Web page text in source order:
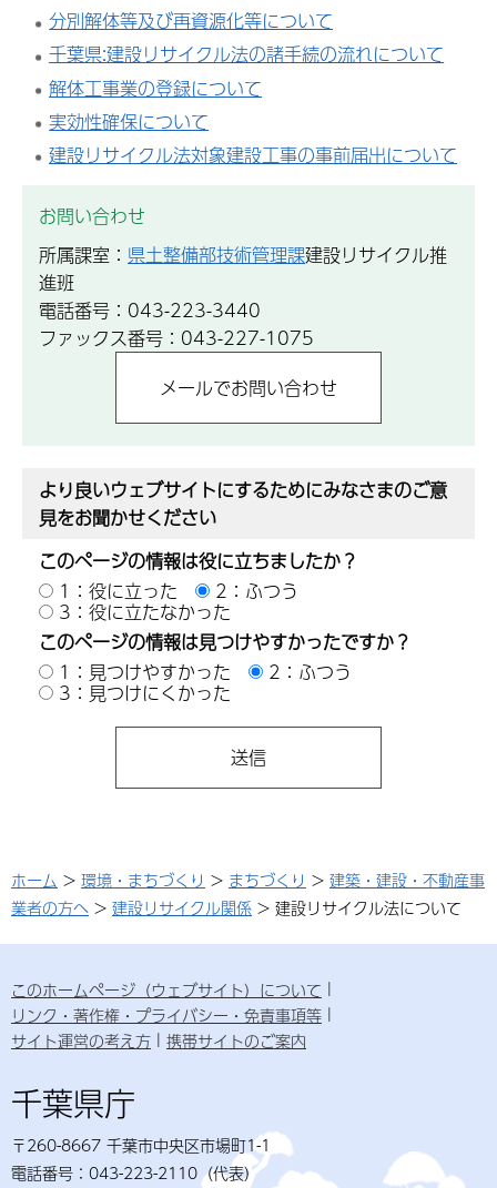
分別解体等及び再資源化等について
千葉県:建設リサイクル法の諸手続の流れについて
解体工事業の登録について
実効性確保について
建設リサイクル法対象建設工事の事前届出について
お問い合わせ
所属課室： 県土整備部技術管理課建設リサイクル推
進班
電話番号：043-223-3440
ファックス番号：043-227-1075
より良いウェブサイトにするためにみなさまのご意
見をお聞かせください
このページの情報は役に立ちましたか？
1：役に立った
2：ふつう
3：役に立たなかった
このページの情報は見つけやすかったですか？
1：見つけやすかった
2：ふつう
3：見つけにくかった
ホーム > 環境・まちづくり > まちづくり > 建築・建設・不動産事
業者の方へ > 建設リサイクル関係 > 建設リサイクル法について
このホームページ（ウェブサイト）について
リンク・著作権・プライバシー・免責事項等
サイト運営の考え方
携帯サイトのご案内
千葉県庁
〒260-8667 千葉市中央区市場町1-1
電話番号：043-223-2110（代表）